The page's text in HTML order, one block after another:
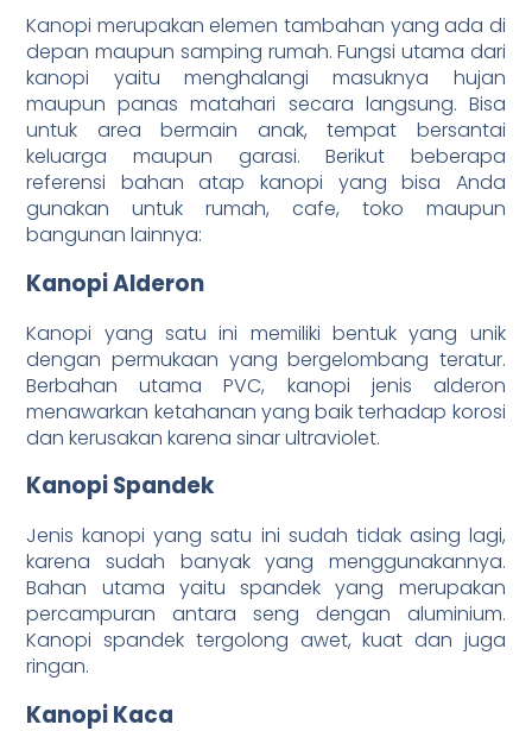
Kanopi merupakan elemen tambahan yang ada di
depan maupun samping rumah. Fungsi utama dari
kanopi yaitu menghalangi masuknya hujan
maupun panas matahari secara langsung. Bisa
untuk area bermain anak, tempat bersantai
keluarga maupun garasi. Berikut beberapa
referensi bahan atap kanopi yang bisa Anda
gunakan untuk rumah, cafe, toko maupun
bangunan lainnya:
Kanopi Alderon
Kanopi yang satu ini memiliki bentuk yang unik
dengan permukaan yang bergelombang teratur.
Berbahan utama PVC, kanopi jenis alderon
menawarkan ketahanan yang baik terhadap korosi
dan kerusakan karena sinar ultraviolet.
Kanopi Spandek
Jenis kanopi yang satu ini sudah tidak asing lagi,
karena sudah banyak yang menggunakannya.
Bahan utama yaitu spandek yang merupakan
percampuran antara seng dengan aluminium.
Kanopi spandek tergolong awet, kuat dan juga
ringan.
Kanopi Kaca